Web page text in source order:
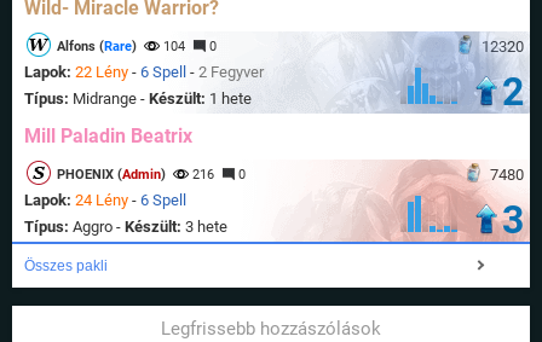
Wild- Miracle Warrior?
12320
Alfons (Rare) 104 0
Lapok: 22 Lény - 6 Spell - 2 Fegyver
Típus: Midrange - Készült: 1 hete 2
Mill Paladin Beatrix
7480
PHOENIX (Admin) 216 0
Lapok: 24 Lény - 6 Spell
Típus: Aggro - Készült: 3 hete 3
Összes pakli
Legfrissebb hozzászólások